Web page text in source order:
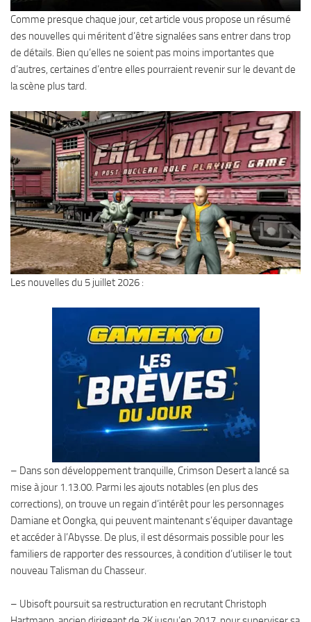
Comme presque chaque jour, cet article vous propose un résumé
des nouvelles qui méritent d’être signalées sans entrer dans trop
de détails. Bien qu’elles ne soient pas moins importantes que
d’autres, certaines d’entre elles pourraient revenir sur le devant de
la scène plus tard.
Les nouvelles du 5 juillet 2026 :
– Dans son développement tranquille, Crimson Desert a lancé sa
mise à jour 1.13.00. Parmi les ajouts notables (en plus des
corrections), on trouve un regain d’intérêt pour les personnages
Damiane et Oongka, qui peuvent maintenant s’équiper davantage
et accéder à l’Abysse. De plus, il est désormais possible pour les
familiers de rapporter des ressources, à condition d’utiliser le tout
nouveau Talisman du Chasseur.
– Ubisoft poursuit sa restructuration en recrutant Christoph